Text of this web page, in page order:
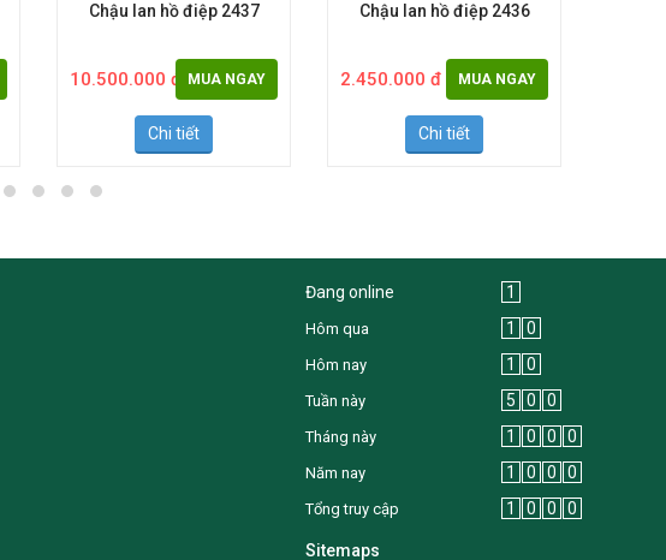
Chậu lan hồ điệp 2437
10.500.000 đ MUA NGAY
Chi tiết
Chậu lan hồ điệp 2436
2.450.000 đ MUA NGAY
Chi tiết
Đang online 1
Hôm qua 1 0
Hôm nay 1 0
Tuần này 5 0 0
Tháng này 1 0 0 0
Năm nay 1 0 0 0
Tổng truy cập 1 0 0 0
Sitemaps